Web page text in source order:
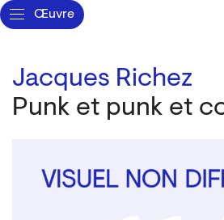
Œuvre
Jacques Richez
Punk et punk et